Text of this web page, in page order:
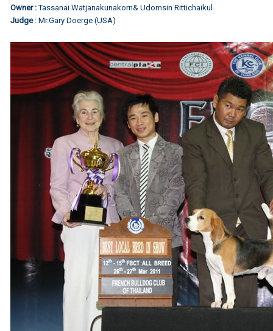
Owner :Tassanai Watjanakunakorn& Udomsin Rittichaikul
Judge : Mr.Gary Doerge (USA)